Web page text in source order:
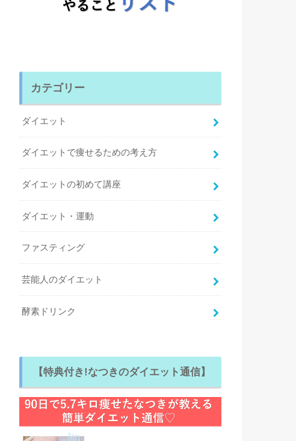
カテゴリー
ダイエット
ダイエットで痩せるための考え方
ダイエットの初めて講座
ダイエット・運動
ファスティング
芸能人のダイエット
酵素ドリンク
【特典付き!なつきのダイエット通信】